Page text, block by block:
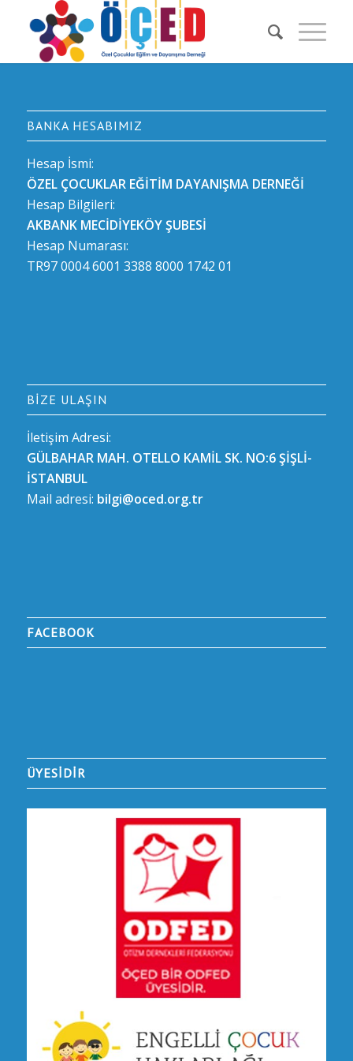
BANKA HESABIMIZ
Hesap İsmi:
ÖZEL ÇOCUKLAR EĞİTİM DAYANIŞMA DERNEĞİ
Hesap Bilgileri:
AKBANK MECİDİYEKÖY ŞUBESİ
Hesap Numarası:
TR97 0004 6001 3388 8000 1742 01
BIZE ULAŞIN
İletişim Adresi:
GÜLBAHAR MAH. OTELLO KAMİL SK. NO:6 ŞİŞLİ-
İSTANBUL
Mail adresi: bilgi@oced.org.tr
FACEBOOK
ÜYESİDİR